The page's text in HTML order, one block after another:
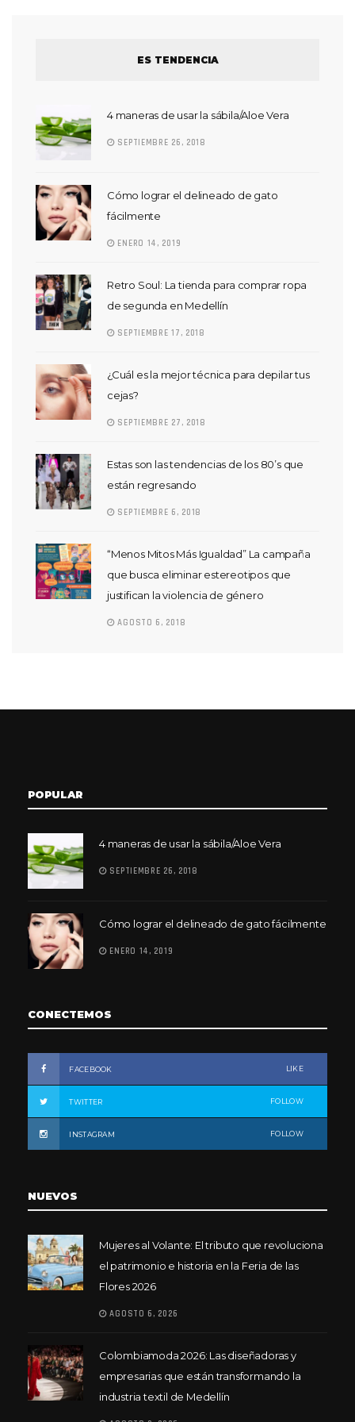
ES TENDENCIA
4 maneras de usar la sábila/Aloe Vera
SEPTIEMBRE 26, 2018
Cómo lograr el delineado de gato
fácilmente
ENERO 14, 2019
Retro Soul: La tienda para comprar ropa
de segunda en Medellín
SEPTIEMBRE 17, 2018
¿Cuál es la mejor técnica para depilar tus
cejas?
SEPTIEMBRE 27, 2018
Estas son las tendencias de los 80’s que
están regresando
SEPTIEMBRE 6, 2018
“Menos Mitos Más Igualdad” La campaña
que busca eliminar estereotipos que
justifican la violencia de género
AGOSTO 6, 2018
POPULAR
4 maneras de usar la sábila/Aloe Vera
SEPTIEMBRE 26, 2018
Cómo lograr el delineado de gato fácilmente
ENERO 14, 2019
CONECTEMOS
FACEBOOK LIKE
TWITTER FOLLOW
INSTAGRAM FOLLOW
NUEVOS
Mujeres al Volante: El tributo que revoluciona
el patrimonio e historia en la Feria de las
Flores 2026
AGOSTO 6, 2026
Colombiamoda 2026: Las diseñadoras y
empresarias que están transformando la
industria textil de Medellín